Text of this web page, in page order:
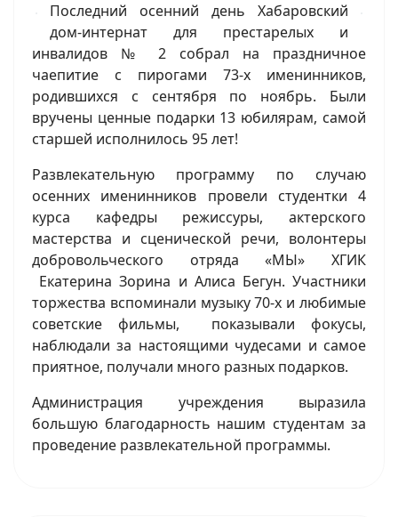
Последний осенний день Хабаровский
дом-интернат для престарелых и
инвалидов № 2 собрал на праздничное
чаепитие с пирогами 73-х именинников,
родившихся с сентября по ноябрь. Были
вручены ценные подарки 13 юбилярам, самой
старшей исполнилось 95 лет!
Развлекательную программу по случаю
осенних именинников провели студентки 4
курса кафедры режиссуры, актерского
мастерства и сценической речи, волонтеры
добровольческого отряда «МЫ» ХГИК
Екатерина Зорина и Алиса Бегун. Участники
торжества вспоминали музыку 70-х и любимые
советские фильмы, показывали фокусы,
наблюдали за настоящими чудесами и самое
приятное, получали много разных подарков.
Администрация учреждения выразила
большую благодарность нашим студентам за
проведение развлекательной программы.